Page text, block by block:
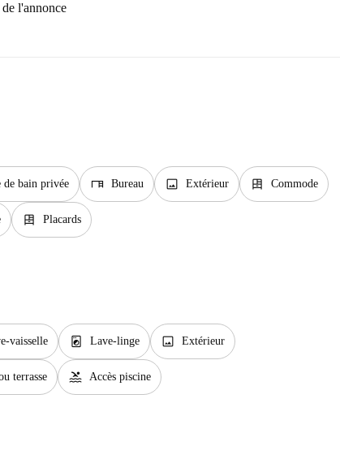
l'annonce
de bain privée desk Bureau image Extérieur dresser Commode
dresser Placards
vaisselle local_laundry_service Lave-linge image Extérieur
terrasse pool Accès piscine